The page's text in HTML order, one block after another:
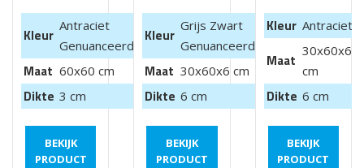
Kleur
Antraciet
Genuanceerd
Maat 60x60 cm
Dikte 3 cm
BEKIJK
PRODUCT
Kleur
Grijs Zwart
Genuanceerd
Maat 30x60x6 cm
Dikte 6 cm
BEKIJK
PRODUCT
Kleur Antraciet
Maat
30x60x6
cm
Dikte 6 cm
BEKIJK
PRODUCT